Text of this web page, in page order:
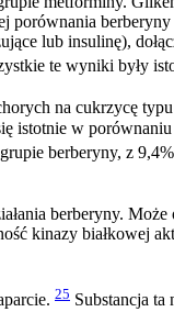
lub insulinę),
te wyniki były
na cukrzycę
istotnie w
berberyny, z
berberyny.
kinazy białkowej
25 Substancja